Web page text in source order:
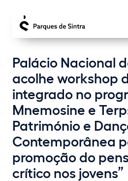
Palácio Nacional
acolhe workshop
integrado no
Mnemosine e
Património e
Contemporânea
promoção do
crítico nos jovens”